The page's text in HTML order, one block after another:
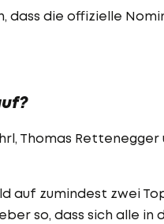
dass die offizielle
Thomas Rettenegger
zumindest zwei
so, dass sich alle in